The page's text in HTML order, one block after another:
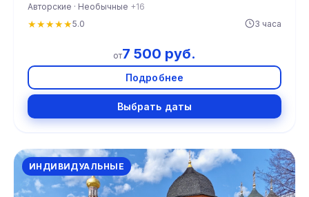
Авторские · Необычные +16
★★★★★5.0 3 часа
от7 500 руб.
Подробнее
Выбрать даты
ИНДИВИДУАЛЬНЫЕ